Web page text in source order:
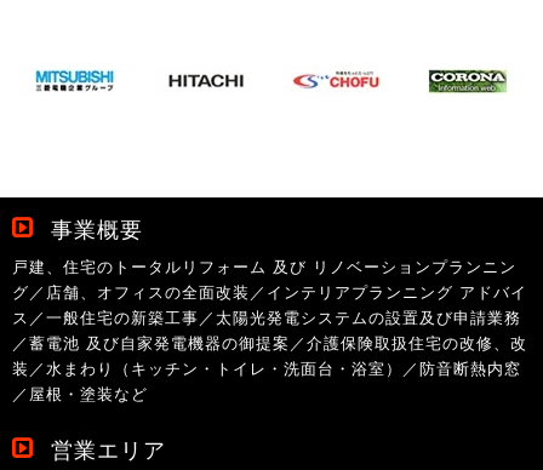
事業概要
戸建、住宅のトータルリフォーム 及び リノベーションプランニン
グ／店舗、オフィスの全面改装／インテリアプランニング アドバイ
ス／一般住宅の新築工事／太陽光発電システムの設置及び申請業務
／蓄電池 及び自家発電機器の御提案／介護保険取扱住宅の改修、改
装／水まわり（キッチン・トイレ・洗面台・浴室）／防音断熱内窓
／屋根・塗装など
営業エリア